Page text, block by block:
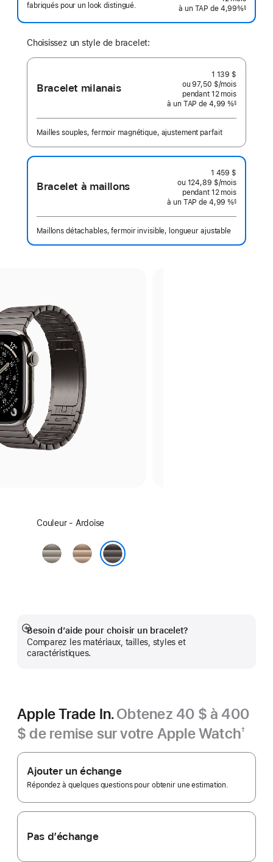
fabriqués pour un look distingué.
à un TAP de 4,99%§
Choisissez un style de bracelet:
Bracelet milanais
1 139 $
ou 97,50 $/mois
pendant 12 mois
à un TAP de 4,99 %§
Mailles souples, fermoir magnétique, ajustement parfait
Bracelet à maillons
1 459 $
ou 124,89 $/mois
pendant 12 mois
à un TAP de 4,99 %§
Maillons détachables, fermoir invisible, longueur ajustable
Sélectionner
couleur :
Couleur - Ardoise
Naturel Or
Besoin d’aide pour choisir un bracelet?
Comparez les matériaux, tailles, styles et
caractéristiques.
En
montrer
plus
Apple Trade In.Obtenez 40 $ à 400
$ de remise sur votre Apple Watch
de
de
page
†
Apple Trade In.
Ajouter un échange
Répondez à quelques questions pour obtenir une estimation.
Pas d’échange